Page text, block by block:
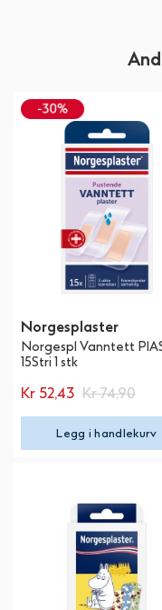
Norgesplaster
Norgespl Vanntett
15Stri 1 stk
Kr 52,43 Kr 74,90
Legg i handlekurv